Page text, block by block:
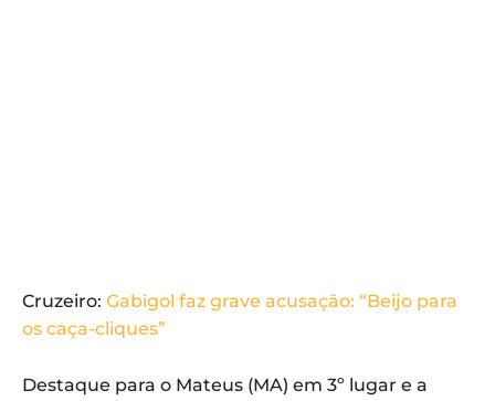
Cruzeiro: Gabigol faz grave acusação: “Beijo para
os caça-cliques”
Destaque para o Mateus (MA) em 3º lugar e a